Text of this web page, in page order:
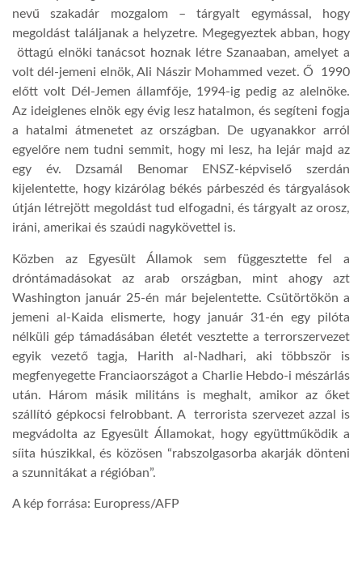
nevű szakadár mozgalom – tárgyalt egymással, hogy
megoldást találjanak a helyzetre. Megegyeztek abban, hogy
öttagú elnöki tanácsot hoznak létre Szanaaban, amelyet a
volt dél-jemeni elnök, Ali Nászir Mohammed vezet. Ő 1990
előtt volt Dél-Jemen államfője, 1994-ig pedig az alelnöke.
Az ideiglenes elnök egy évig lesz hatalmon, és segíteni fogja
a hatalmi átmenetet az országban. De ugyanakkor arról
egyelőre nem tudni semmit, hogy mi lesz, ha lejár majd az
egy év. Dzsamál Benomar ENSZ-képviselő szerdán
kijelentette, hogy kizárólag békés párbeszéd és tárgyalások
útján létrejött megoldást tud elfogadni, és tárgyalt az orosz,
iráni, amerikai és szaúdi nagykövettel is.
Közben az Egyesült Államok sem függesztette fel a
dróntámadásokat az arab országban, mint ahogy azt
Washington január 25-én már bejelentette. Csütörtökön a
jemeni al-Kaida elismerte, hogy január 31-én egy pilóta
nélküli gép támadásában életét vesztette a terrorszervezet
egyik vezető tagja, Harith al-Nadhari, aki többször is
megfenyegette Franciaországot a Charlie Hebdo-i mészárlás
után. Három másik militáns is meghalt, amikor az őket
szállító gépkocsi felrobbant. A terrorista szervezet azzal is
megvádolta az Egyesült Államokat, hogy együttműködik a
síita húszikkal, és közösen “rabszolgasorba akarják dönteni
a szunnitákat a régióban”.
A kép forrása: Europress/AFP